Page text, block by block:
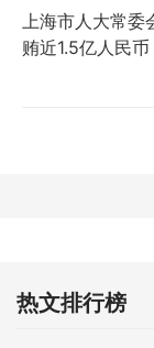
上海市人大常
贿近1.5亿人民币
热文排行榜